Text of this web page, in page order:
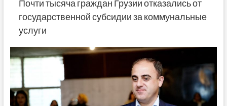
B
o
n
Почти тысяча граждан Грузии отказались от
государственной субсидии за коммунальные
услуги